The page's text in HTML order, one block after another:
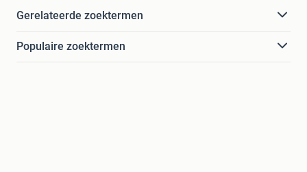
Gerelateerde zoektermen
Populaire zoektermen